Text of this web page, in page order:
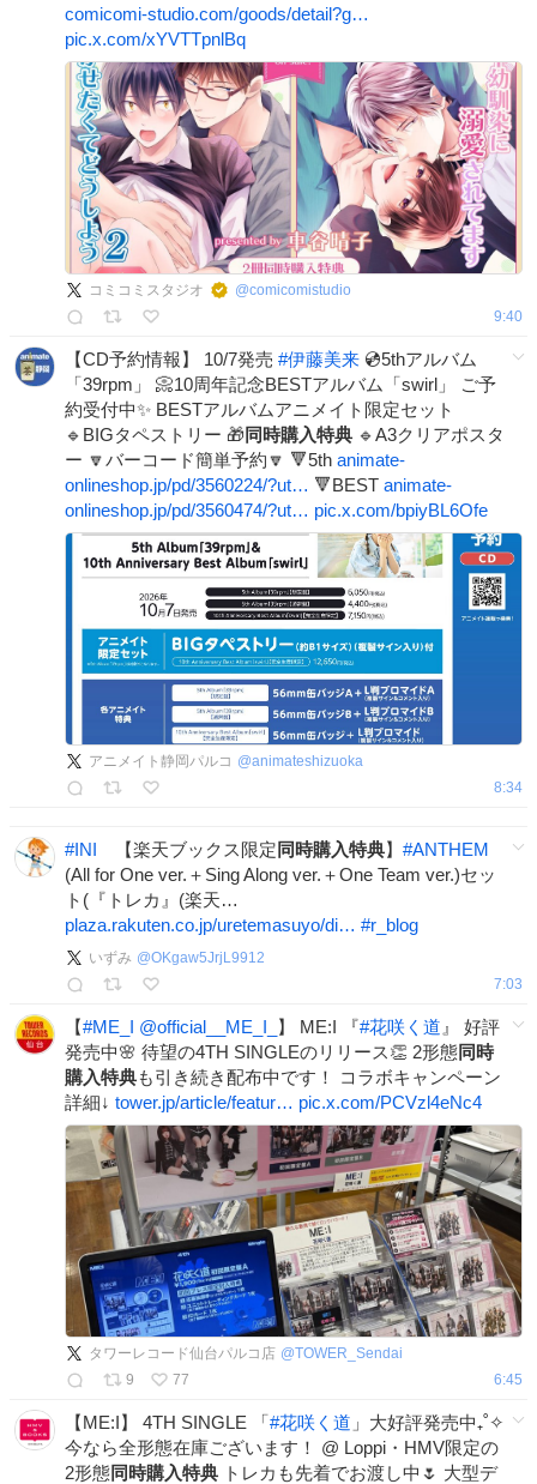
comicomi-studio.com/goods/detail?g…
pic.x.com/xYVTTpnlBq
コミコミスタジオ @comicomistudio
9:40
【CD予約情報】 10/7発売 #伊藤美来 💿5thアルバム
「39rpm」 📀10周年記念BESTアルバム「swirl」 ご予
約受付中✨ BESTアルバムアニメイト限定セット
🔹BIGタペストリー 🎁 同時購入特典 🔹A3クリアポスタ
ー 🔽バーコード簡単予約🔽 🔻5th animate-
onlineshop.jp/pd/3560224/?ut… 🔻BEST animate-
onlineshop.jp/pd/3560474/?ut… pic.x.com/bpiyBL6Ofe
アニメイト静岡パルコ @animateshizuoka
8:34
#INI 【楽天ブックス限定 同時購入特典】 #ANTHEM
(All for One ver.＋Sing Along ver.＋One Team ver.)セッ
ト(『トレカ』(楽天…
plaza.rakuten.co.jp/uretemasuyo/di… #r_blog
いずみ @OKgaw5JrjL9912
7:03
【#ME_I @official__ME_I_ 】 ME:I 『#花咲く道 』 好評
発売中🌸 待望の4TH SINGLEのリリース👏 2形態同時
購入特典も引き続き配布中です！ コラボキャンペーン
詳細↓ tower.jp/article/featur… pic.x.com/PCVzl4eNc4
タワーレコード仙台パルコ店 @TOWER_Sendai
9
77 6:45
【ME:I】 4TH SINGLE 「#花咲く道 」大好評発売中₊˚✧
今なら全形態在庫ございます！ @ Loppi・HMV限定の
2形態同時購入特典 トレカも先着でお渡し中🌷 大型デ